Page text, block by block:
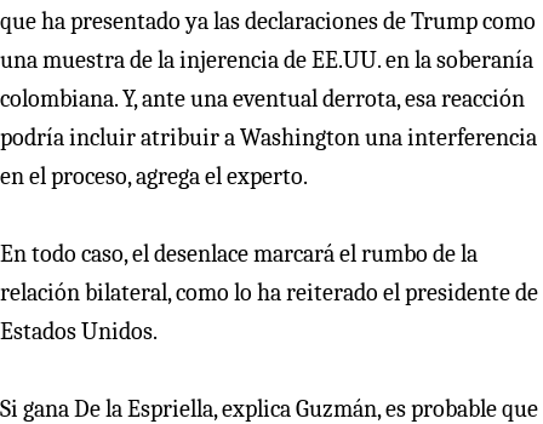
que ha presentado ya las declaraciones de Trump como
una muestra de la injerencia de EE.UU. en la soberanía
colombiana. Y, ante una eventual derrota, esa reacción
podría incluir atribuir a Washington una interferencia
en el proceso, agrega el experto.
En todo caso, el desenlace marcará el rumbo de la
relación bilateral, como lo ha reiterado el presidente de
Estados Unidos.
Si gana De la Espriella, explica Guzmán, es probable que